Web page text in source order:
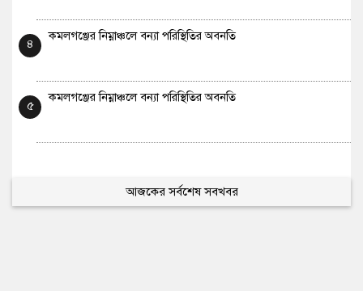
৪
কমলগঞ্জের নিম্নাঞ্চলে বন্যা পরিস্থিতির অবনতি
৫
কমলগঞ্জের নিম্নাঞ্চলে বন্যা পরিস্থিতির অবনতি
আজকের সর্বশেষ সবখবর